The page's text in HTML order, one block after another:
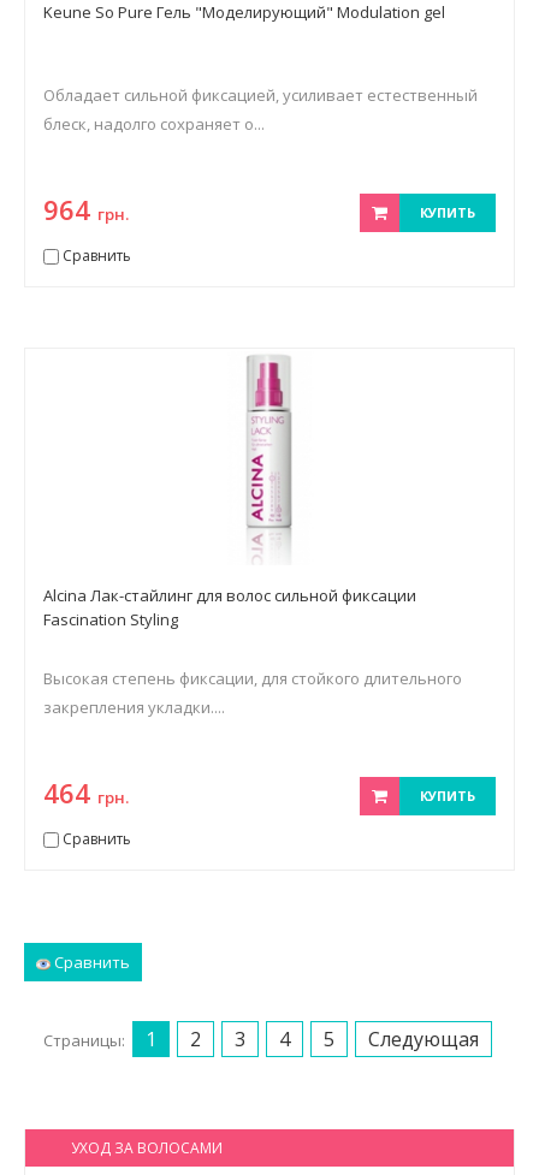
Keune So Pure Гель "Моделирующий" Modulation gel
Обладает сильной фиксацией, усиливает естественный
блеск, надолго сохраняет о...
964 грн. КУПИТЬ
Сравнить
Alcina Лак-стайлинг для волос сильной фиксации
Fascination Styling
Высокая степень фиксации, для стойкого длительного
закрепления укладки....
464 грн. КУПИТЬ
Сравнить
Сравнить
Страницы: 1 2 3 4 5 Следующая
УХОД ЗА ВОЛОСАМИ